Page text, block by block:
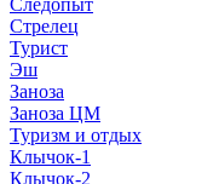
Следопыт
Стрелец
Турист
Эш
Заноза
Заноза ЦМ
Туризм и отдых
Клычок-1
Клычок-2